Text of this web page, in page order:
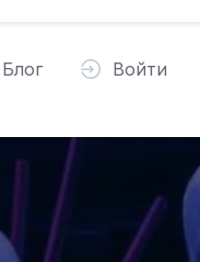
Блог Войти